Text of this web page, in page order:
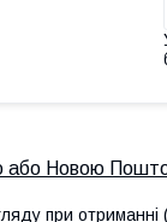
або Новою
при